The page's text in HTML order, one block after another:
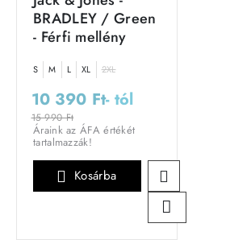
BRADLEY / Green
- Férfi mellény
S M L XL 2XL
10 390 Ft- tól
15 990 Ft
Áraink az ÁFA értékét
tartalmazzák!
Kosárba